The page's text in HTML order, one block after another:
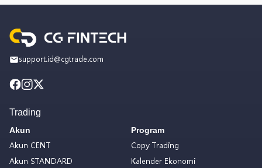
support.id@cgtrade.com
Trading
Akun
Akun CENT
Akun STANDARD
Program
Copy Trading
Kalender Ekonomi